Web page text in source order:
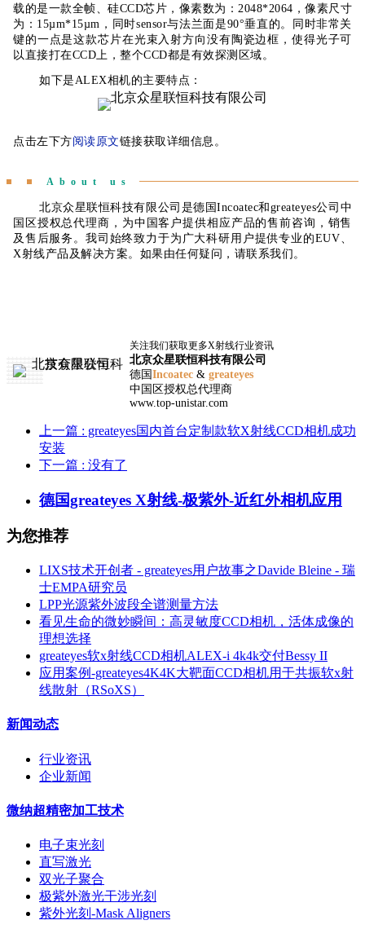
载的是一款全帧、硅CCD芯片，像素数为：2048*2064，像素尺寸
为：15µm*15µm，同时sensor与法兰面是90°垂直的。同时非常关
键的一点是这款芯片在光束入射方向没有陶瓷边框，使得光子可
以直接打在CCD上，整个CCD都是有效探测区域。
如下是ALEX相机的主要特点：
点击左下方阅读原文链接获取详细信息。
About us
北京众星联恒科技有限公司是德国Incoatec和greateyes公司中
国区授权总代理商，为中国客户提供相应产品的售前咨询，销售
及售后服务。我司始终致力于为广大科研用户提供专业的EUV、
X射线产品及解决方案。如果由任何疑问，请联系我们。
关注我们获取更多X射线行业资讯
北京众星联恒科技有限公司
德国 Incoatec & greateyes
中国区授权总代理商
www.top-unistar.com
上一篇 : greateyes国内首台定制款软X射线CCD相机成功
安装
下一篇 : 没有了
德国greateyes X射线-极紫外-近红外相机应用
为您推荐
LIXS技术开创者 - greateyes用户故事之Davide Bleine - 瑞
士EMPA研究员
LPP光源紫外波段全谱测量方法
看见生命的微妙瞬间：高灵敏度CCD相机，活体成像的
理想选择
greateyes软x射线CCD相机ALEX-i 4k4k交付Bessy II
应用案例-greateyes4K4K大靶面CCD相机用于共振软x射
线散射（RSoXS）
新闻动态
行业资讯
企业新闻
微纳超精密加工技术
电子束光刻
直写激光
双光子聚合
极紫外激光干涉光刻
紫外光刻-Mask Aligners